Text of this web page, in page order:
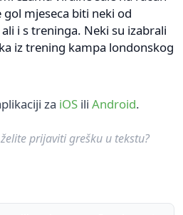
gol mjeseca biti neki od
i s treninga. Neki su izabrali
iz trening kampa londonskog
za iOS ili Android.
prijaviti grešku u tekstu?